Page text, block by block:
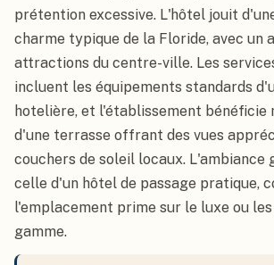
prétention excessive. L'hôtel jouit
charme typique de la Floride, avec un
attractions du centre-ville. Les
incluent les équipements standards
hotelière, et l'établissement bénéficie
d'une terrasse offrant des vues
couchers de soleil locaux. L'ambiance
celle d'un hôtel de passage pratique,
l'emplacement prime sur le luxe ou
gamme.